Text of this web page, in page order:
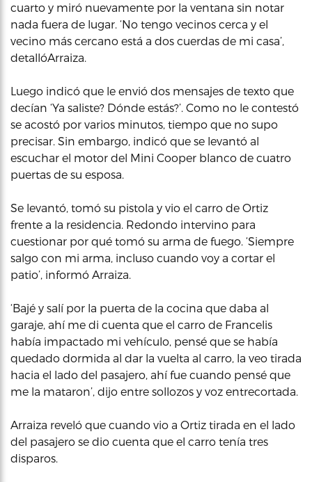
cuarto y miró nuevamente por la ventana sin notar
nada fuera de lugar. ‘No tengo vecinos cerca y el
vecino más cercano está a dos cuerdas de mi casa’,
detallóArraiza.
Luego indicó que le envió dos mensajes de texto que
decían ‘Ya saliste? Dónde estás?’. Como no le contestó
se acostó por varios minutos, tiempo que no supo
precisar. Sin embargo, indicó que se levantó al
escuchar el motor del Mini Cooper blanco de cuatro
puertas de su esposa.
Se levantó, tomó su pistola y vio el carro de Ortiz
frente a la residencia. Redondo intervino para
cuestionar por qué tomó su arma de fuego. ‘Siempre
salgo con mi arma, incluso cuando voy a cortar el
patio’, informó Arraiza.
‘Bajé y salí por la puerta de la cocina que daba al
garaje, ahí me di cuenta que el carro de Francelis
había impactado mi vehículo, pensé que se había
quedado dormida al dar la vuelta al carro, la veo tirada
hacia el lado del pasajero, ahí fue cuando pensé que
me la mataron’, dijo entre sollozos y voz entrecortada.
Arraiza reveló que cuando vio a Ortiz tirada en el lado
del pasajero se dio cuenta que el carro tenía tres
disparos.